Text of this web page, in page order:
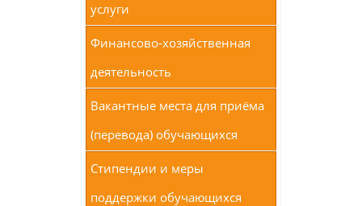
услуги
Финансово-хозяйственная
деятельность
Вакантные места для приёма
(перевода) обучающихся
Стипендии и меры
поддержки обучающихся